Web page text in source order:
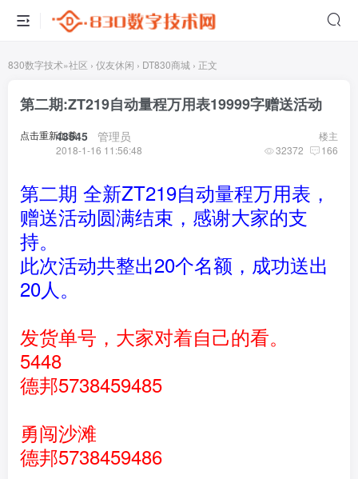
830数字技术»社区 › 仪友休闲 › DT830商城 › 正文
第二期:ZT219自动量程万用表19999字赠送活动
点击重新加载 楼主
43545 管理员
32372 166
2018-1-16 11:56:48
第二期 全新ZT219自动量程万用表，
赠送活动圆满结束，感谢大家的支
持。
此次活动共整出20个名额，成功送出
20人。
发货单号，大家对着自己的看。
5448
德邦5738459485
勇闯沙滩
德邦5738459486